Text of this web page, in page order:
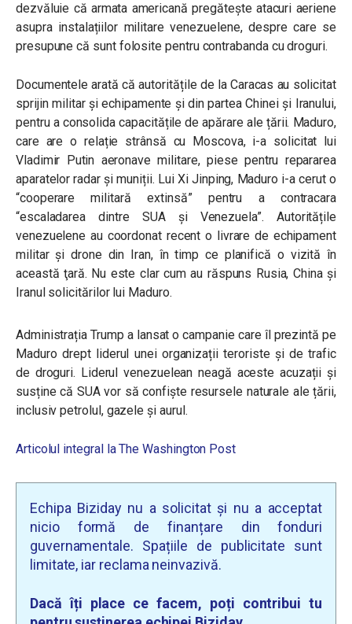
dezvăluie că armata americană pregătește atacuri aeriene
asupra instalațiilor militare venezuelene, despre care se
presupune că sunt folosite pentru contrabanda cu droguri.
Documentele arată că autoritățile de la Caracas au solicitat
sprijin militar și echipamente și din partea Chinei și Iranului,
pentru a consolida capacitățile de apărare ale țării. Maduro,
care are o relație strânsă cu Moscova, i-a solicitat lui
Vladimir Putin aeronave militare, piese pentru repararea
aparatelor radar și muniții. Lui Xi Jinping, Maduro i-a cerut o
“cooperare militară extinsă” pentru a contracara
“escaladarea dintre SUA și Venezuela”. Autoritățile
venezuelene au coordonat recent o livrare de echipament
militar şi drone din Iran, în timp ce planifică o vizită în
această ţară. Nu este clar cum au răspuns Rusia, China și
Iranul solicitărilor lui Maduro.
Administrația Trump a lansat o campanie care îl prezintă pe
Maduro drept liderul unei organizații teroriste și de trafic
de droguri. Liderul venezuelean neagă aceste acuzații și
susține că SUA vor să confiște resursele naturale ale țării,
inclusiv petrolul, gazele și aurul.
Articolul integral la The Washington Post
Echipa Biziday nu a solicitat și nu a acceptat
nicio formă de finanțare din fonduri
guvernamentale. Spațiile de publicitate sunt
limitate, iar reclama neinvazivă.
Dacă îți place ce facem, poți contribui tu